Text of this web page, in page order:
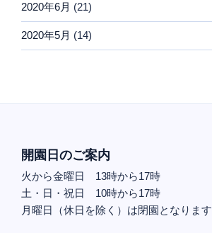
2020年6月 (21)
2020年5月 (14)
開園日のご案内
火から金曜日 13時から17時
土・日・祝日 10時から17時
月曜日（休日を除く）は閉園となります